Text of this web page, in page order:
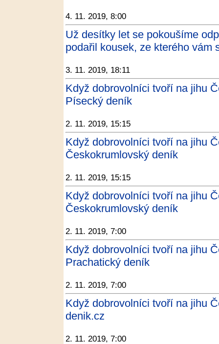
4. 11. 2019, 8:00
Už desítky let se pokoušíme
podařil kousek, ze kterého vám
3. 11. 2019, 18:11
Když dobrovolníci tvoří na jihu
Písecký deník
2. 11. 2019, 15:15
Když dobrovolníci tvoří na jihu
Českokrumlovský deník
2. 11. 2019, 15:15
Když dobrovolníci tvoří na jihu
Českokrumlovský deník
2. 11. 2019, 7:00
Když dobrovolníci tvoří na jihu
Prachatický deník
2. 11. 2019, 7:00
Když dobrovolníci tvoří na jihu
denik.cz
2. 11. 2019, 7:00